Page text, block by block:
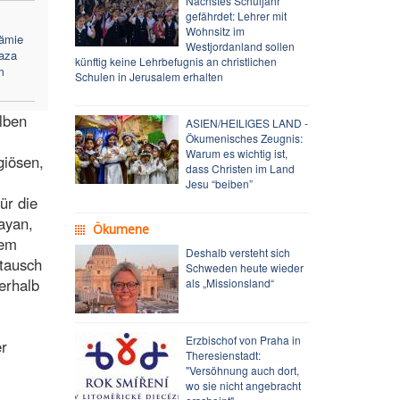
die
gefährdet: Lehrer mit
Wohnsitz im
Westjordanland sollen
künftig keine Lehrbefugnis an christlichen
Schulen in Jerusalem erhalten
ASIEN/HEILIGES LAND -
Ökumenisches Zeugnis:
Warum es wichtig ist,
dass Christen im Land
Jesu “beiben”
Ökumene
Deshalb versteht sich
Schweden heute wieder
als „Missionsland“
Erzbischof von Praha in
Theresienstadt:
"Versöhnung auch dort,
wo sie nicht angebracht